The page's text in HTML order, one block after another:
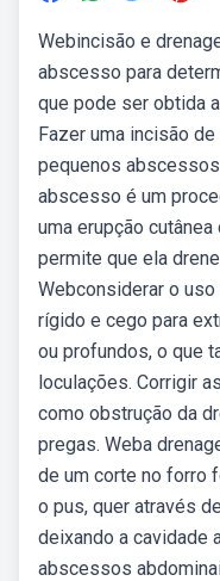
Webincisão e
abscesso para
que pode ser obtida
Fazer uma incisão
pequenos
abscesso é um
uma erupção
permite que ela
Webconsiderar o
rígido e cego para
ou profundos, o que
loculações. Corrigir
como obstrução da
pregas. Weba
de um corte no forro
o pus, quer através
deixando a cavidade
abscessos